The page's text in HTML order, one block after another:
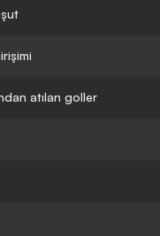
atılan goller